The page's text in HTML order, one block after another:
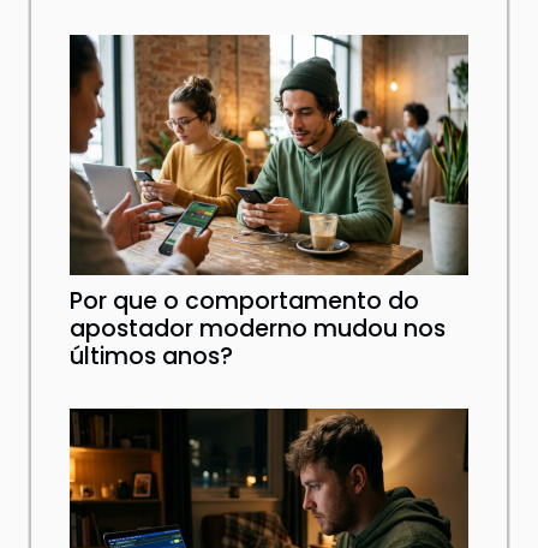
Por que o comportamento do
apostador moderno mudou nos
últimos anos?